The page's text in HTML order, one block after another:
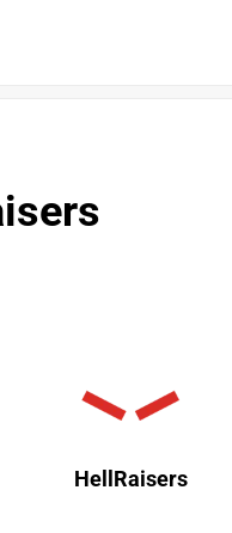
HellRaisers